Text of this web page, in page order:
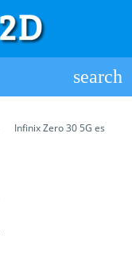
Infinix Zero 30 5G es